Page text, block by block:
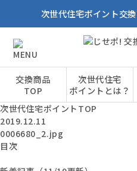
次世代住宅ポイント交
交換商品
TOP
次世代住宅
ポイントとは？
次世代住宅ポイントTOP
2019.12.11
0006680_2.jpg
目次